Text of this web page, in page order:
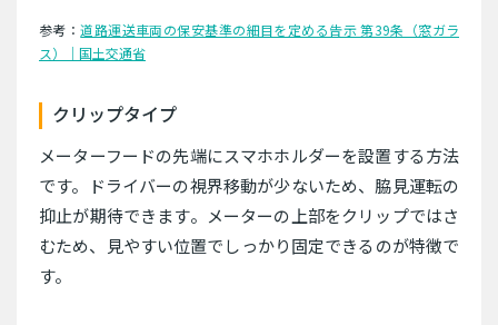
参考：道路運送車両の保安基準の細目を定める告示 第39条（窓ガラ
ス）｜国土交通省
クリップタイプ
メーターフードの先端にスマホホルダーを設置する方法
です。ドライバーの視界移動が少ないため、脇見運転の
抑止が期待できます。メーターの上部をクリップではさ
むため、見やすい位置でしっかり固定できるのが特徴で
す。